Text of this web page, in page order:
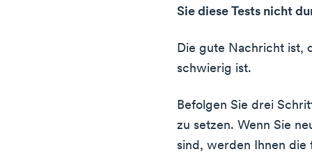
Sie diese Tests nicht
Die gute Nachricht ist,
schwierig ist.
Befolgen Sie drei
zu setzen. Wenn Sie
sind, werden Ihnen die